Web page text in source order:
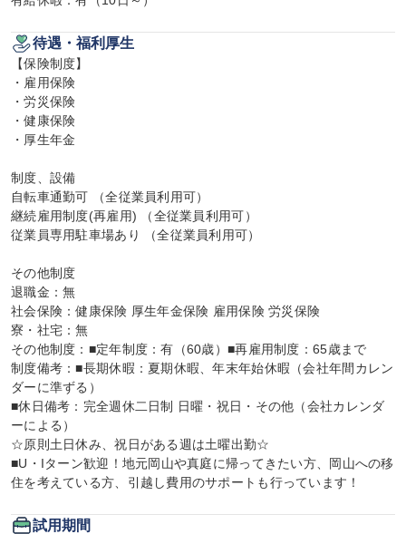
待遇・福利厚生
【保険制度】
・雇用保険
・労災保険
・健康保険
・厚生年金
制度、設備
自転車通勤可 （全従業員利用可）
継続雇用制度(再雇用) （全従業員利用可）
従業員専用駐車場あり （全従業員利用可）
その他制度
退職金：無
社会保険：健康保険 厚生年金保険 雇用保険 労災保険
寮・社宅：無
その他制度：■定年制度：有（60歳）■再雇用制度：65歳まで
制度備考：■長期休暇：夏期休暇、年末年始休暇（会社年間カレン
ダーに準ずる）
■休日備考：完全週休二日制 日曜・祝日・その他（会社カレンダ
ーによる）
☆原則土日休み、祝日がある週は土曜出勤☆
■U・Iターン歓迎！地元岡山や真庭に帰ってきたい方、岡山への移
住を考えている方、引越し費用のサポートも行っています！
試用期間